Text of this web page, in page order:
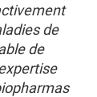
de
de